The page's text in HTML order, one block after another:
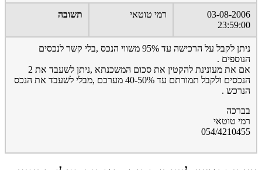
03-08-2006
23:59:00
רמי טוטאי תשובה
ניתן לקבל על הרכישה עד 95% משווי הנכס ,בלי קשר לנכסים
הנוספים .
אם את מעונינת להקטין את סכום המשכנתא ,ניתן לשעבד את 2
הנכסים ולקבל תמורתם עד 40-50% מערכם ,מבלי לשעבד את הנכס
הנרכש .
בברכה
רמי טוטאי
054/4210455